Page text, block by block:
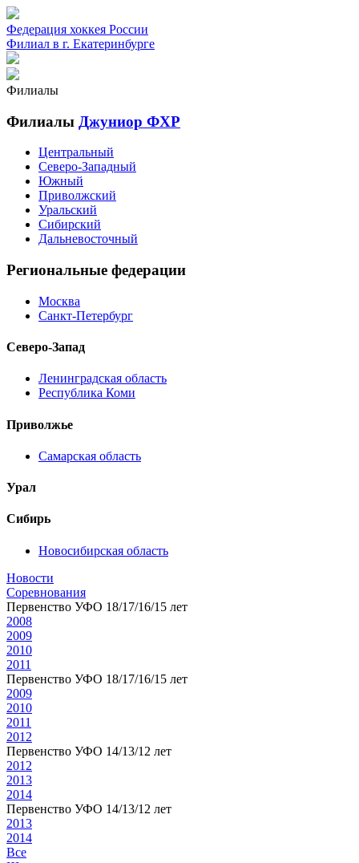
Федерация хоккея России
Филиал в г. Екатеринбурге
Филиалы
Филиалы Джуниор ФХР
Центральный
Северо-Западный
Южный
Приволжский
Уральский
Сибирский
Дальневосточный
Региональные федерации
Москва
Санкт-Петербург
Северо-Запад
Ленинградская область
Республика Коми
Приволжье
Самарская область
Урал
Сибирь
Новосибирская область
Новости
Соревнования
Первенство УФО 18/17/16/15 лет
2008
2009
2010
2011
Первенство УФО 18/17/16/15 лет
2009
2010
2011
2012
Первенство УФО 14/13/12 лет
2012
2013
2014
Первенство УФО 14/13/12 лет
2013
2014
Все